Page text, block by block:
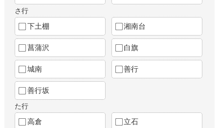
さ行
下土棚 湘南台
菖蒲沢 白旗
城南 善行
善行坂
た行
高倉 立石